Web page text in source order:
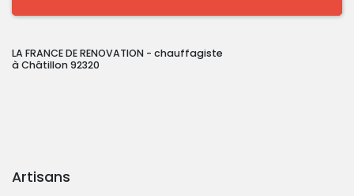
LA FRANCE DE RENOVATION - chauffagiste
à Châtillon 92320
Artisans